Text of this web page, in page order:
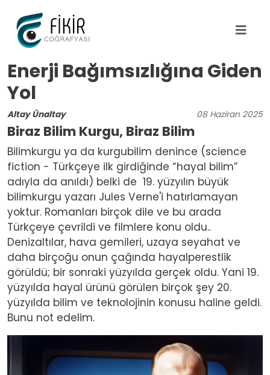
Enerji Bağımsızlığına Giden
Yol
Altay Ünaltay 08 Haziran 2025
Biraz Bilim Kurgu, Biraz Bilim
Bilimkurgu ya da kurgubilim denince (science
fiction - Türkçeye ilk girdiğinde “hayal bilim”
adıyla da anıldı) belki de 19. yüzyılın büyük
bilimkurgu yazarı Jules Verne'i hatırlamayan
yoktur. Romanları birçok dile ve bu arada
Türkçeye çevrildi ve filmlere konu oldu..
Denizaltılar, hava gemileri, uzaya seyahat ve
daha birçoğu onun çağında hayalperestlik
görüldü; bir sonraki yüzyılda gerçek oldu. Yani 19.
yüzyılda hayal ürünü görülen birçok şey 20.
yüzyılda bilim ve teknolojinin konusu haline geldi.
Bunu not edelim.